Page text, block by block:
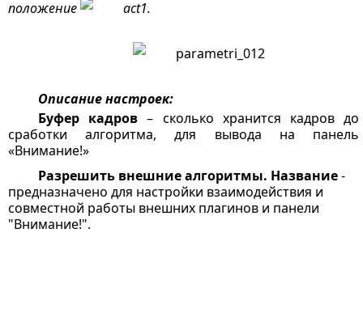
положение
.
Описание настроек:
Буфер кадров – сколько хранится кадров до
сработки алгоритма, для вывода на панель
«Внимание!»
Разрешить внешние алгоритмы. Название-
предназначено для настройки взаимодействия и
совместной работы внешних плагинов и панели
"Внимание!".